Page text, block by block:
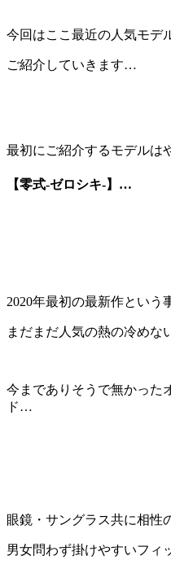
今回はここ最近の人気モデ
ご紹介していきます…
最初にご紹介するモデルは
【零式-ゼロシキ-】…
2020年最初の最新作という
まだまだ人気の熱の冷めな
今までありそうで無かった
ド…
眼鏡・サングラス共に相性
男女問わず掛けやすいフィ